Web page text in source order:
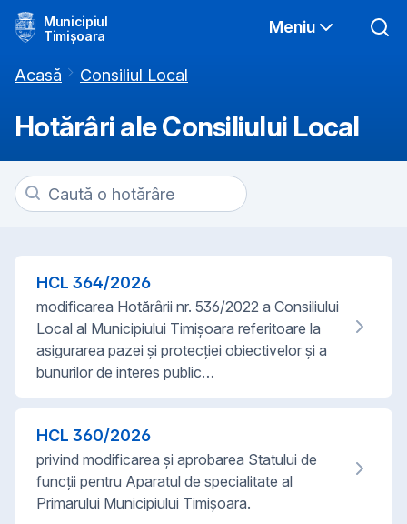
Municipiul
Timișoara
Meniu
Acasă Consiliul Local
Hotărâri ale Consiliului Local
HCL 364/2026
modificarea Hotărârii nr. 536/2022 a Consiliului
Local al Municipiului Timișoara referitoare la
asigurarea pazei și protecției obiectivelor și a
bunurilor de interes public…
HCL 360/2026
privind modificarea şi aprobarea Statului de
funcţii pentru Aparatul de specialitate al
Primarului Municipiului Timişoara.